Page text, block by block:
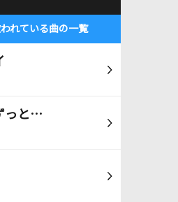
れている曲の一覧
っと…